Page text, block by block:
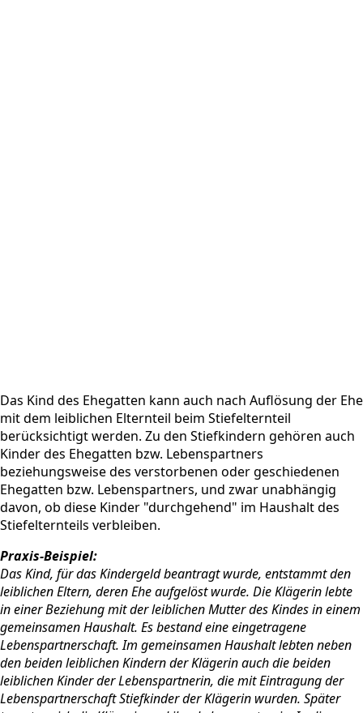
Das Kind des Ehegatten kann auch nach Auflösung der Ehe
mit dem leiblichen Elternteil beim Stiefelternteil
berücksichtigt werden. Zu den Stiefkindern gehören auch
Kinder des Ehegatten bzw. Lebenspartners
beziehungsweise des verstorbenen oder geschiedenen
Ehegatten bzw. Lebenspartners, und zwar unabhängig
davon, ob diese Kinder "durchgehend" im Haushalt des
Stiefelternteils verbleiben.
Praxis-Beispiel:
Das Kind, für das Kindergeld beantragt wurde, entstammt den
leiblichen Eltern, deren Ehe aufgelöst wurde. Die Klägerin lebte
in einer Beziehung mit der leiblichen Mutter des Kindes in einem
gemeinsamen Haushalt. Es bestand eine eingetragene
Lebenspartnerschaft. Im gemeinsamen Haushalt lebten neben
den beiden leiblichen Kindern der Klägerin auch die beiden
leiblichen Kinder der Lebenspartnerin, die mit Eintragung der
Lebenspartnerschaft Stiefkinder der Klägerin wurden. Später